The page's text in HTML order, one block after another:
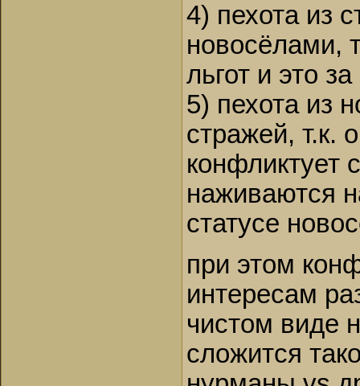
4) пехота из
новосёлами,
льгот и это
5) пехота из
стражей, т.к.
конфликтует
наживаются
статусе
при этом
интересам
чистом виде
сложится